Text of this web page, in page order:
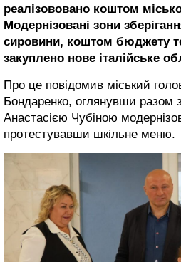
реалізововано коштом
Модернізовані зони
сировини, коштом бюджету
закуплено нове італійське
Про це повідомив міський
Бондаренко, оглянувши разом
Анастасією Чубіною
протестувавши шкільне меню.